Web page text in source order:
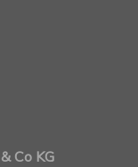
Co KG